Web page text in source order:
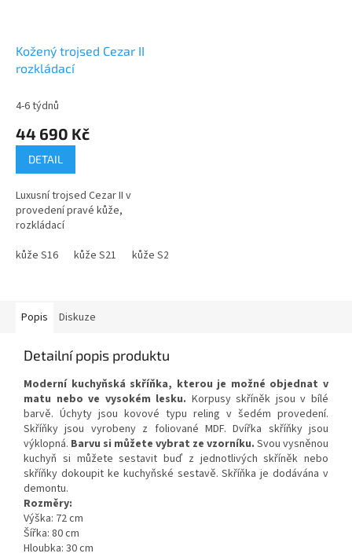
Kožený trojsed Cezar II
rozkládací
4-6 týdnů
44 690 Kč
DETAIL
Luxusní trojsed Cezar II v
provedení pravé kůže,
rozkládací
kůže S16
kůže S21 kůže S22
Popis Diskuze
Detailní popis produktu
Moderní kuchyňská skříňka, kterou je možné objednat v
matu nebo ve vysokém lesku. Korpusy skříněk jsou v bílé
barvě. Úchyty jsou kovové typu reling v šedém provedení.
Skříňky jsou vyrobeny z foliované MDF. Dvířka skříňky jsou
výklopná. Barvu si můžete vybrat ze vzorníku. Svou vysněnou
kuchyň si můžete sestavit buď z jednotlivých skříněk nebo
skříňky dokoupit ke kuchyňské sestavě. Skříňka je dodávána v
demontu.
Rozměry:
Výška: 72 cm
Šířka: 80 cm
Hloubka: 30 cm